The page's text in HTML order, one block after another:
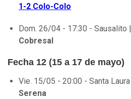
1-2 Colo-Colo
Dom. 26/04 - 17:30 - Sausalito |
Cobresal
Fecha 12 (15 a 17 de mayo)
Vie. 15/05 - 20:00 - Santa Laura
Serena